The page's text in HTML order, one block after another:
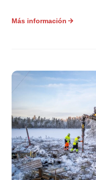
Más información
Producción
Sus pilotes se
EN 1090. Todas las
europeas de
confiar en que los
especificaciones de
Calidad del